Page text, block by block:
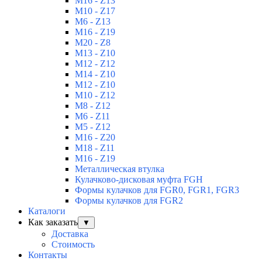
M10 - Z17
M6 - Z13
M16 - Z19
M20 - Z8
M13 - Z10
M12 - Z12
M14 - Z10
M12 - Z10
M10 - Z12
M8 - Z12
M6 - Z11
M5 - Z12
M16 - Z20
M18 - Z11
M16 - Z19
Металлическая втулка
Кулачково-дисковая муфта FGH
Формы кулачков для FGR0, FGR1, FGR3
Формы кулачков для FGR2
Каталоги
Как заказать
▼
Доставка
Стоимость
Контакты